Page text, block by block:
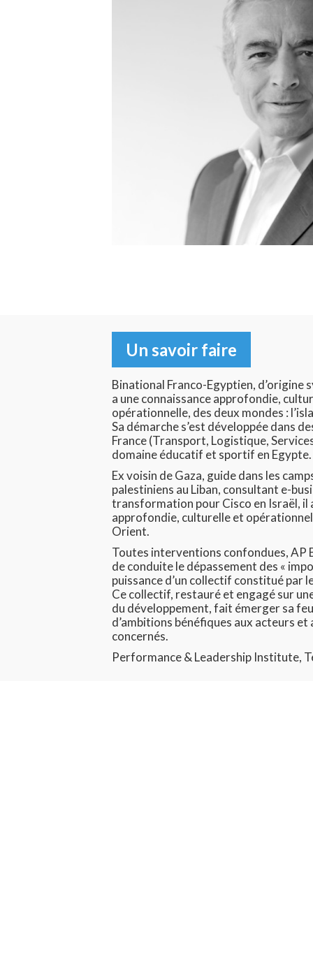
Hit enter to search or ESC to close
Un savoir faire
Binational Franco-Egyptien, d’origine
a une connaissance approfondie,
opérationnelle, des deux mondes :
Sa démarche s’est développée dans
France (Transport, Logistique,
domaine éducatif et sportif en Egypte.
Ex voisin de Gaza, guide dans les
palestiniens au Liban, consultant e-
transformation pour Cisco en Israël, il
approfondie, culturelle et
Orient.
Toutes interventions confondues, AP
de conduite le dépassement des «
puissance d’un collectif constitué par
Ce collectif, restauré et engagé sur
du développement, fait émerger sa
d’ambitions bénéfiques aux acteurs et
concernés.
Performance & Leadership Institute,